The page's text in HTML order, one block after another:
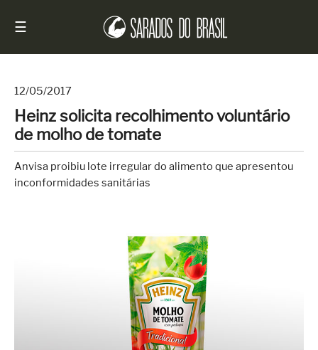
☰
Início
Notícias
Sarados
do
12/05/2017
Heinz solicita recolhimento voluntário
de molho de tomate
Anvisa proibiu lote irregular do alimento que apresentou
inconformidades sanitárias